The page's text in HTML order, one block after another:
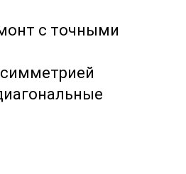
с точными